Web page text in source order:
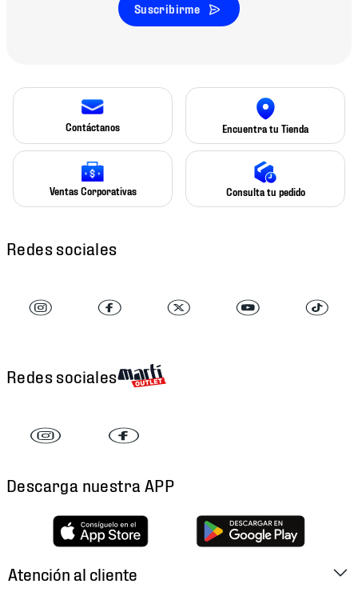
Suscribirme
Contáctanos Encuentra tu Tienda
Ventas Corporativas Consulta tu pedido
Redes sociales
Redes sociales
Descarga nuestra APP
Atención al cliente